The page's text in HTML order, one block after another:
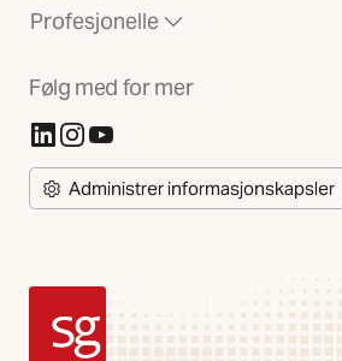
Profesjonelle
Følg med for mer
(Åpnes i ny fane)
(Åpnes i ny fane)
(Åpnes i ny fane)
Administrer informasjonskapsler